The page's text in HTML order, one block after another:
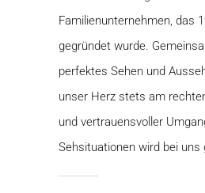
Familienunternehmen, das
gegründet wurde.
perfektes Sehen und
unser Herz stets am
und vertrauensvoller
Sehsituationen wird bei uns